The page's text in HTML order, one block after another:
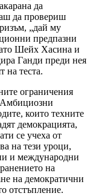
да
да провериш
„дай му
предпазни
Шейх Хасина и
Ганди преди нея
на теста.
ограничения
Амбициозни
които техните
демокрацията,
се учеха от
на тези уроци,
и международни
на
на демократични
отстъпление.